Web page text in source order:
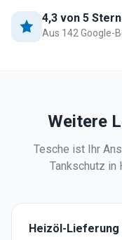
4,3 von 5
Aus 142 Google-
Weitere
Tesche ist Ihr
Tankschutz in
Heizöl-Lieferung